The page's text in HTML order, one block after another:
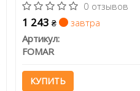
0 отзывов
1 243 ₴
завтра
Артикул:
FOMAR
КУПИТЬ